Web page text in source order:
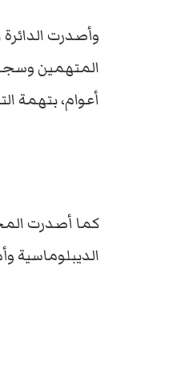
وأصدرت
أعوام، بتهمة
كما أصدرت
الديبلوماسية